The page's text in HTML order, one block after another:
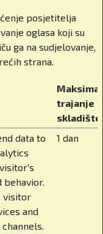
se
ne bi moralo
na
za tzv.
privatnoj školi.
roditeljima, već
Jer kad su
učenike i za
instituciju
razumijemo.
što roditelj koji
izbor, jer se
državne
posjetitelja
oglasa koji su
ga na sudjelovanje,
strana.
trajanje
data to
behavior.
visitor
and
1 dan